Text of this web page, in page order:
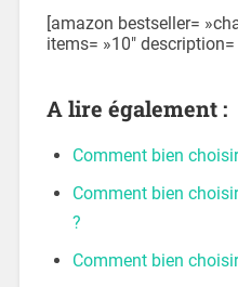
[amazon bestseller=
items= »10″ description=
A lire également :
Comment bien
Comment bien
?
Comment bien